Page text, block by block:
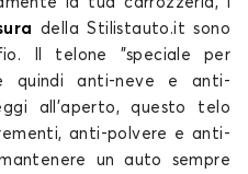
della Stilistauto.it sono
Il telone
"speciale per
quindi anti-neve e anti-
all'aperto, questo telo
anti-polvere e anti-
un auto sempre